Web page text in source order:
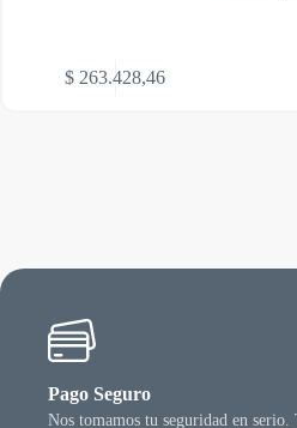
$ 263.428,46
Pago Seguro
Nos tomamos tu seguridad en serio.